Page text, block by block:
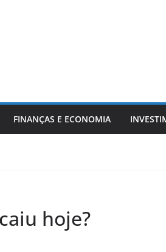
FINANÇAS E ECONOMIA
hoje?